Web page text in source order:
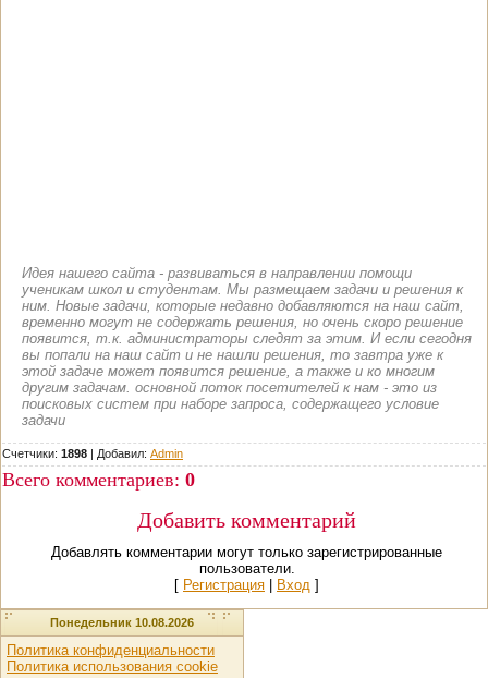
Идея нашего сайта - развиваться в направлении помощи
ученикам школ и студентам. Мы размещаем задачи и решения к
ним. Новые задачи, которые недавно добавляются на наш сайт,
временно могут не содержать решения, но очень скоро решение
появится, т.к. администраторы следят за этим. И если сегодня
вы попали на наш сайт и не нашли решения, то завтра уже к
этой задаче может появится решение, а также и ко многим
другим задачам. основной поток посетителей к нам - это из
поисковых систем при наборе запроса, содержащего условие
задачи
Счетчики: 1898 | Добавил: Admin
Всего комментариев: 0
Добавить комментарий
Добавлять комментарии могут только зарегистрированные
пользователи.
[ Регистрация Вход ]
Понедельник 10.08.2026
Политика конфиденциальности
Политика использования cookie